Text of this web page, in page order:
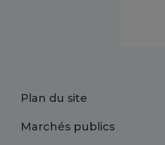
Plan du site
Marchés publics